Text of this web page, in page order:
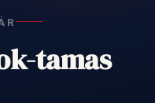
tamas